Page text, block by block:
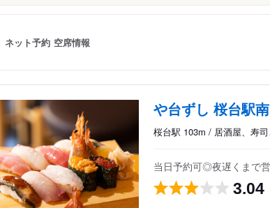
ネット予約 空席情報
や台ずし 桜台駅
桜台駅 103m / 居酒屋、寿
当日予約可◎夜遅くまで
3.04